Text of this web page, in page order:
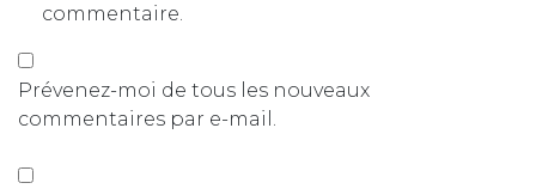
commentaire.
Prévenez-moi de tous les nouveaux
commentaires par e-mail.